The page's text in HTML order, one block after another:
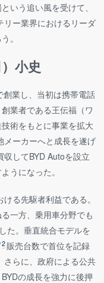
いう追い風を受けて、
リー業界におけるリーダ
。
小史
業し、当初は携帯電話
業者である王伝福（ワ
術をもとに事業を拡大
メーカーへと成長を遂げ
してBYD Autoを設立
うになった。
る先駆者利益である。
一方、乗用車分野でも
た。垂直統合モデルを
2販売台数で首位を記録
さらに、政府による公共
の成長を強力に後押